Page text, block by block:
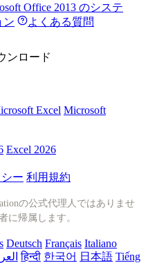
Office 2013 のシステ
ン
よくある質問
ンロード
Excel Microsoft
Excel 2026
ー 利用規約
の公式代理人ではありませ
に帰属します。
Deutsch Français Italiano
हिन्दी 한국어 日本語 Tiếng